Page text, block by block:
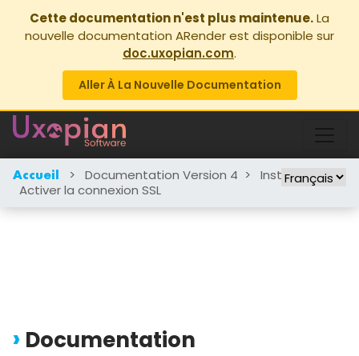
Cette documentation n'est plus maintenue.La
nouvelle documentation ARender est disponible sur
doc.uxopian.com.
Aller À La Nouvelle Documentation
Accueil > Documentation Version 4 > Instructions>
Activer la connexion SSL
Documentation